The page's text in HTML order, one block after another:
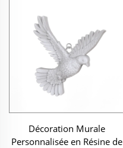
peint à la main
Décoration Murale
Personnalisée en Résine de